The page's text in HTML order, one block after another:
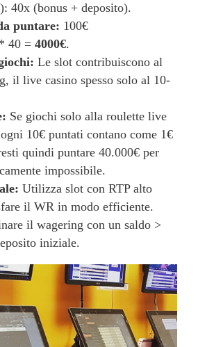
40x (bonus + deposito).
puntare: 100€
40 = 4000€.
Le slot contribuiscono al
il live casino spesso solo al 10-
Se giochi solo alla roulette live
10€ puntati contano come 1€
quindi puntare 40.000€ per
impossibile.
Utilizza slot con RTP alto
il WR in modo efficiente.
il wagering con un saldo >
iniziale.